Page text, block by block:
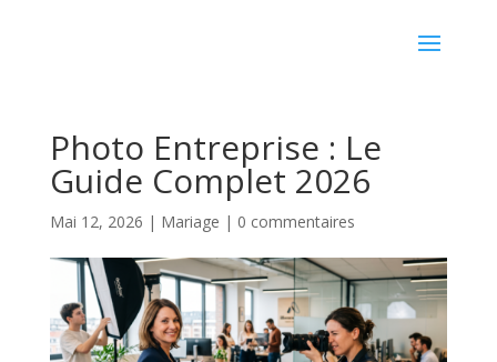
Photo Entreprise : Le
Guide Complet 2026
Mai 12, 2026 | Mariage | 0 commentaires